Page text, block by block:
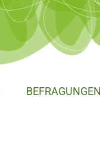
BEFRAGUNGEN